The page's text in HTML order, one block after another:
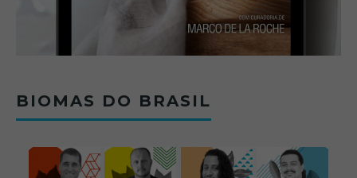
BIOMAS DO BRASIL